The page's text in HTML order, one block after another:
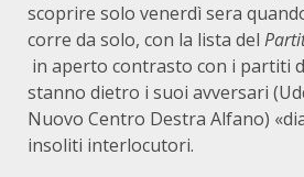
scoprire solo venerdì sera
corre da solo, con la lista del
in aperto contrasto con i partiti
stanno dietro i suoi avversari
Nuovo Centro Destra Alfano)
insoliti interlocutori.